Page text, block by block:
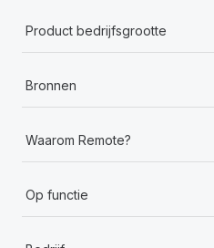
Product bedrijfsgrootte
Bronnen
Waarom Remote?
Op functie